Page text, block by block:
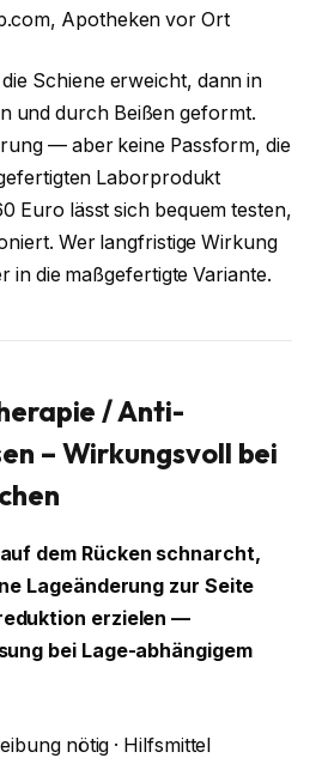
Apotheken vor Ort
Schiene erweicht, dann in
und durch Beißen geformt.
— aber keine Passform, die
Laborprodukt
Euro lässt sich bequem testen,
Wer langfristige Wirkung
in die maßgefertigte Variante.
/ Anti-
– Wirkungsvoll bei
dem Rücken schnarcht,
Lageänderung zur Seite
erzielen —
bei Lage-abhängigem
nötig · Hilfsmittel